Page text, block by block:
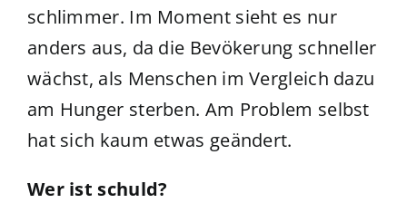
schlimmer. Im Moment sieht es nur
anders aus, da die Bevökerung schneller
wächst, als Menschen im Vergleich dazu
am Hunger sterben. Am Problem selbst
hat sich kaum etwas geändert.
Wer ist schuld?